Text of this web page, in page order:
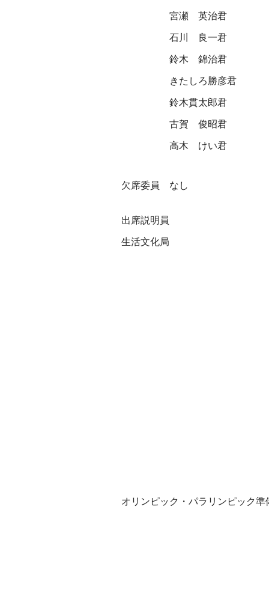
宮瀬 英治君
石川 良一君
鈴木 錦治君
きたしろ勝彦君
鈴木貫太郎君
古賀 俊昭君
高木 けい君
欠席委員 なし
出席説明員
生活文化局
オリンピック・パラリンピック準